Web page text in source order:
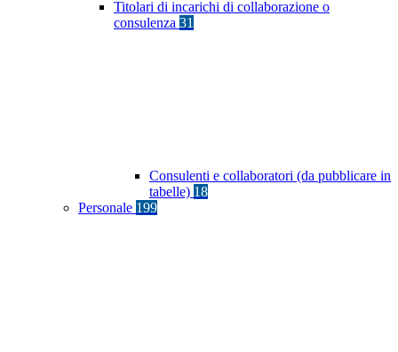
Titolari di incarichi di collaborazione o
consulenza 31
Consulenti e collaboratori (da pubblicare in
tabelle) 18
Personale 199